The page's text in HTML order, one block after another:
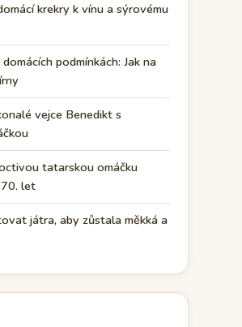
krekry k vínu a sýrovému
podmínkách: Jak na
vejce Benedikt s
tatarskou omáčku
let
játra, aby zůstala měkká a